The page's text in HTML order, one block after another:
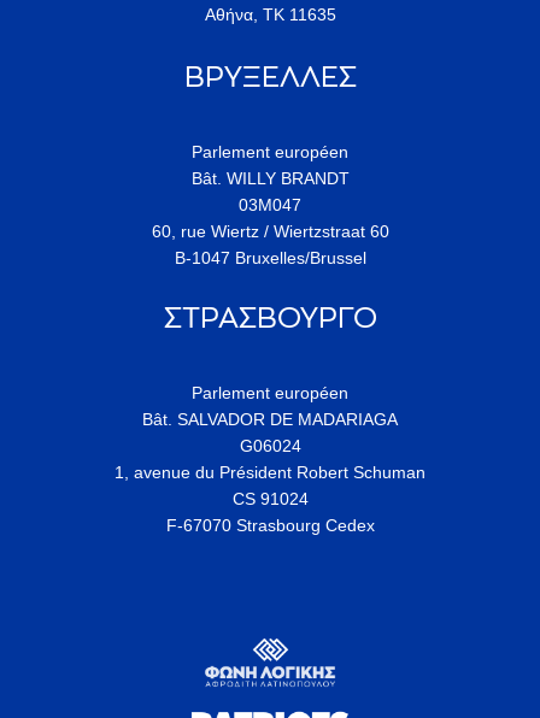
Αθήνα, ΤΚ 11635
ΒΡΥΞΕΛΛΕΣ
Parlement européen
Bât. WILLY BRANDT
03M047
60, rue Wiertz / Wiertzstraat 60
B-1047 Bruxelles/Brussel
ΣΤΡΑΣΒΟΥΡΓΟ
Parlement européen
Bât. SALVADOR DE MADARIAGA
G06024
1, avenue du Président Robert Schuman
CS 91024
F-67070 Strasbourg Cedex